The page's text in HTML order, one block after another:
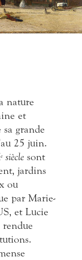
nature
et
sa grande
25 juin.
e siècle sont
jardins
ou
par Marie-
et Lucie